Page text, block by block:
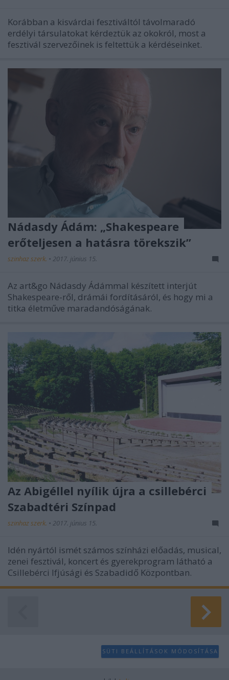
Korábban a kisvárdai fesztiváltól távolmaradó
erdélyi társulatokat kérdeztük az okokról, most a
fesztivál szervezőinek is feltettük a kérdéseinket.
Nádasdy Ádám: „Shakespeare
erőteljesen a hatásra törekszik”
szinhaz szerk. • 2017. június 15.
Az art&go Nádasdy Ádámmal készített interjút
Shakespeare-ről, drámái fordításáról, és hogy mi a
titka életműve maradandóságának.
Az Abigéllel nyílik újra a csillebérci
Szabadtéri Színpad
szinhaz szerk. • 2017. június 15.
Idén nyártól ismét számos színházi előadás, musical,
zenei fesztivál, koncert és gyerekprogram látható a
Csillebérci Ifjúsági és Szabadidő Központban.
SÜTI BEÁLLÍTÁSOK MÓDOSÍTÁSA